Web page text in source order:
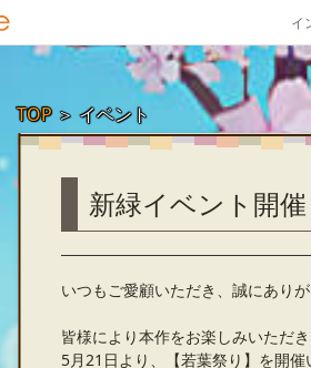
イ
TOP＞ イベント
新緑イベント開
いつもご愛顧いただき、誠にあり
皆様により本作をお楽しみいただき
5月21日より、【若葉祭り】を開催